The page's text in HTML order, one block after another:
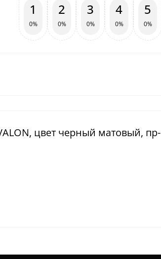
1
0%
2
0%
3
0%
4
0%
5
0%
цвет черный матовый, пр-